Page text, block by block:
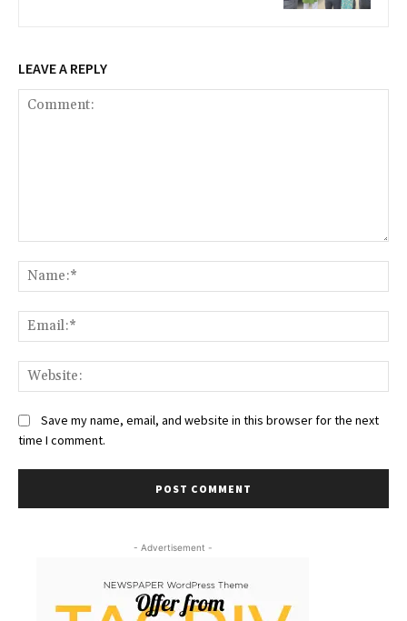
LEAVE A REPLY
Save my name, email, and website in this browser for the next
time I comment.
- Advertisement -